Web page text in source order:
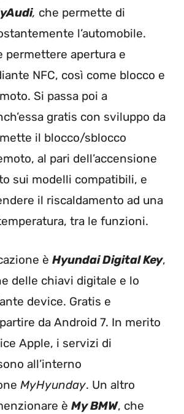
, che permette di
l’automobile.
permettere apertura e
NFC, così come blocco e
Si passa poi a
gratis con sviluppo da
il blocco/sblocco
al pari dell’accensione
sui modelli compatibili, e
il riscaldamento ad una
tra le funzioni.
è Hyundai Digital Key,
delle chiavi digitale e lo
device. Gratis e
da Android 7. In merito
Apple, i servizi di
all’interno
MyHyunday. Un altro
è My BMW, che